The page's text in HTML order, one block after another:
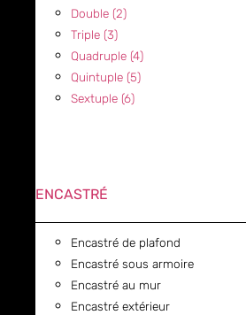
Double (2)
Triple (3)
Quadruple (4)
Quintuple (5)
Sextuple (6)
ENCASTRÉ
Encastré de plafond
Encastré sous armoire
Encastré au mur
Encastré extérieur